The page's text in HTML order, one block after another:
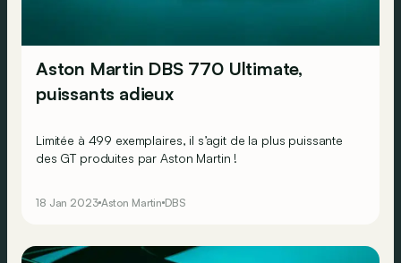
Aston Martin DBS 770 Ultimate,
puissants adieux
Limitée à 499 exemplaires, il s’agit de la plus puissante
des GT produites par Aston Martin !
18 Jan 2023 Aston Martin DBS